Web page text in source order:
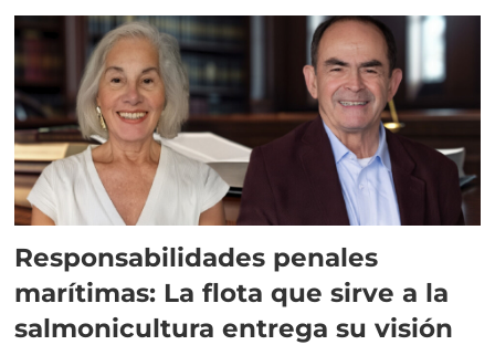
Responsabilidades penales
marítimas: La flota que sirve a la
salmonicultura entrega su visión